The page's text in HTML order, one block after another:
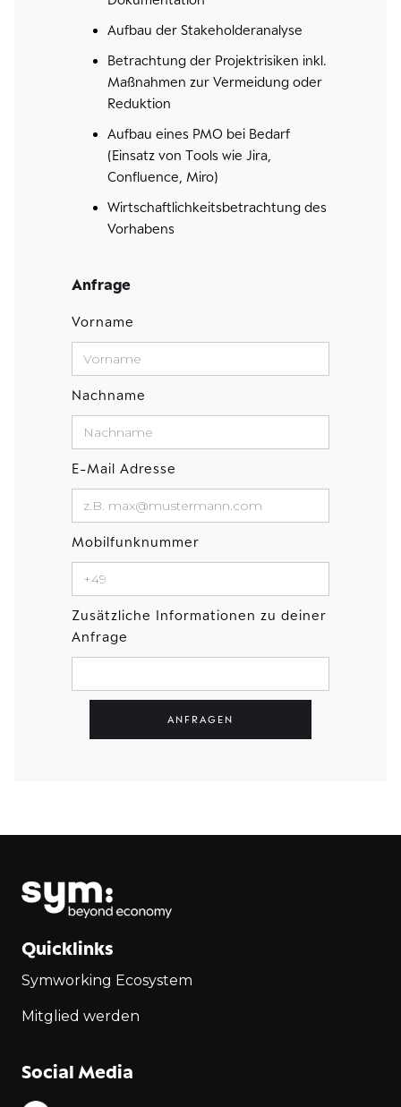
Aufbau der Stakeholderanalyse
Betrachtung der Projektrisiken inkl.
Maßnahmen zur Vermeidung oder
Reduktion
Aufbau eines PMO bei Bedarf
(Einsatz von Tools wie Jira,
Confluence, Miro)
Wirtschaftlichkeitsbetrachtung des
Vorhabens
Anfrage
Vorname
Nachname
E-Mail Adresse
Mobilfunknummer
Zusätzliche Informationen zu deiner
Anfrage
Quicklinks
Symworking Ecosystem
Mitglied werden
Social Media